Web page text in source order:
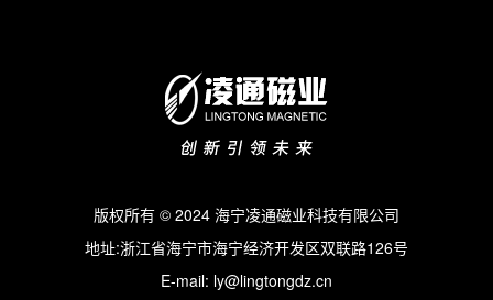
版权所有 © 2024 海宁凌通磁业科技有限公司
地址:浙江省海宁市海宁经济开发区双联路126号
E-mail: ly@lingtongdz.cn